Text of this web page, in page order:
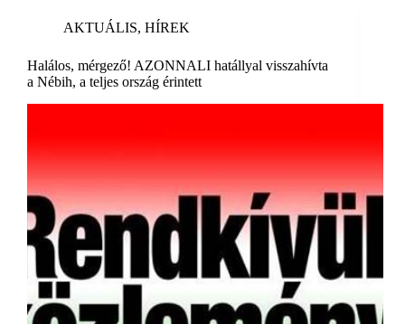
AKTUÁLIS, HÍREK
Halálos, mérgező! AZONNALI hatállyal visszahívta
a Nébih, a teljes ország érintett